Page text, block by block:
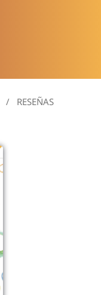
/ RESEÑAS